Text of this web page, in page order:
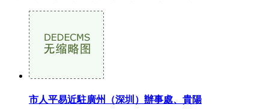
市人平易近駐廣州（深圳）辦事處、貴陽